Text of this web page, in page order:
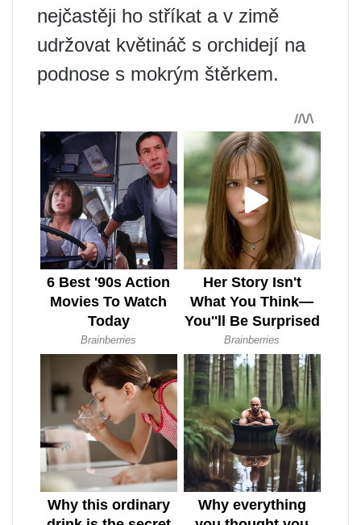
nejčastěji ho stříkat a v zimě
udržovat květináč s orchidejí na
podnose s mokrým štěrkem.